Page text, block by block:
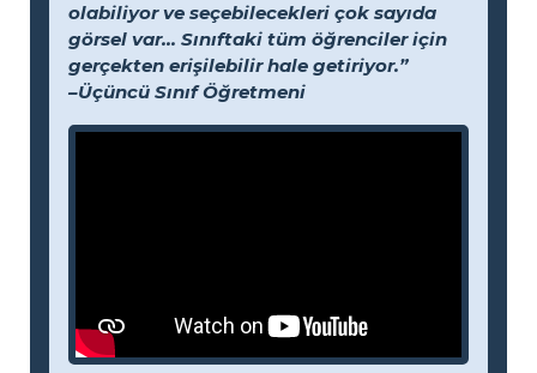
olabiliyor ve seçebilecekleri çok sayıda
görsel var... Sınıftaki tüm öğrenciler için
gerçekten erişilebilir hale getiriyor.”
–Üçüncü Sınıf Öğretmeni